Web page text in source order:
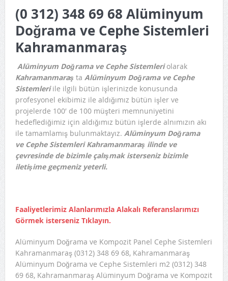
İdari Kısım)
(0 312) 348 69 68 Alüminyum
Doğrama ve Cephe Sistemleri
Kahramanmaraş
Alüminyum Doğrama ve Cephe Sistemleriolarak
Kahramanmaraş ta Alüminyum Doğrama veCephe
Sistemleriile ilgili bütün işlerinizde konusunda
profesyonel ekibimiz ile aldığımız bütün işler ve
projelerde 100′ de 100 müşteri memnuniyetini
hedeflediğimiz için aldığımız bütün işlerde alnımızın akı
ile tamamlamış bulunmaktayız. Alüminyum Doğrama
ve Cephe Sistemleri Kahramanmaraş ilinde ve
çevresinde de bizimle çalışmak isterseniz bizimle
iletişime geçmeniz yeterli.
Faaliyetlerimiz Alanlarımızla Alakalı Referanslarımızı
Görmek isterseniz Tıklayın.
Alüminyum Doğrama ve Kompozit Panel Cephe Sistemleri
Kahramanmaraş (0312) 348 69 68, Kahramanmaraş
Alüminyum Doğrama ve Cephe Sistemleri m2 (0312) 348
69 68, Kahramanmaraş Alüminyum Doğrama ve Kompozit